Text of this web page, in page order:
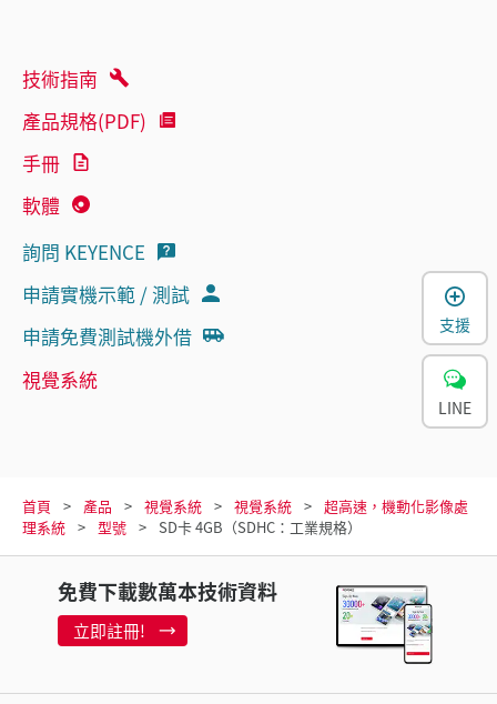
技術指南
產品規格(PDF)
手冊
軟體
詢問 KEYENCE
申請實機示範 / 測試
申請免費測試機外借
視覺系統
首頁 產品 視覺系統 視覺系統
超高速，機動化影像處
理系統
型號 SD卡 4GB（SDHC：工業規格）
免費下載數萬本技術資料
立即註冊!
支援
LINE